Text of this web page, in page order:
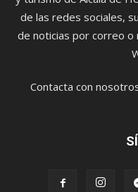
de las redes sociales,
de noticias por correo
Contacta con